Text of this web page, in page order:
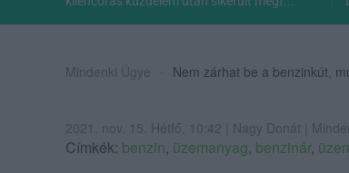
Mindenki Ügye Nem zárhat be a benzinkút,
2021. nov. 15. Hétfő, 10:42 | Nagy Donát |
Címkék: benzin, üzemanyag, benzinár,